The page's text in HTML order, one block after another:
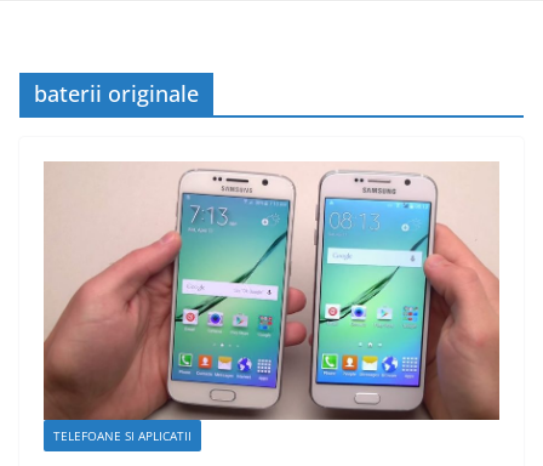
baterii originale
TELEFOANE SI APLICATII